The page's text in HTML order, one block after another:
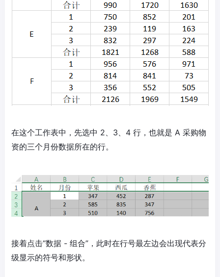
在这个工作表中，先选中 2、3、4 行，也就是 A 采购物
资的三个月份数据所在的行。
接着点击“数据 - 组合”，此时在行号最左边会出现代表分
级显示的符号和形状。